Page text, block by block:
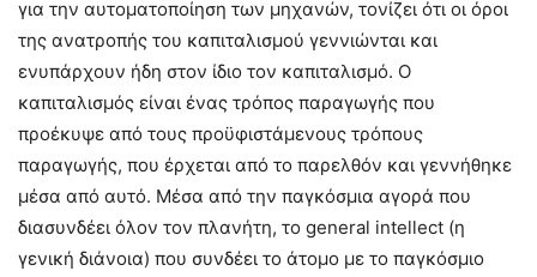
για την αυτοματοποίηση των μηχανών, τονίζει ότι οι όροι
της ανατροπής του καπιταλισμού γεννιώνται και
ενυπάρχουν ήδη στον ίδιο τον καπιταλισμό. Ο
καπιταλισμός είναι ένας τρόπος παραγωγής που
προέκυψε από τους προϋφιστάμενους τρόπους
παραγωγής, που έρχεται από το παρελθόν και γεννήθηκε
μέσα από αυτό. Μέσα από την παγκόσμια αγορά που
διασυνδέει όλον τον πλανήτη, το general intellect (η
γενική διάνοια) που συνδέει το άτομο με το παγκόσμιο